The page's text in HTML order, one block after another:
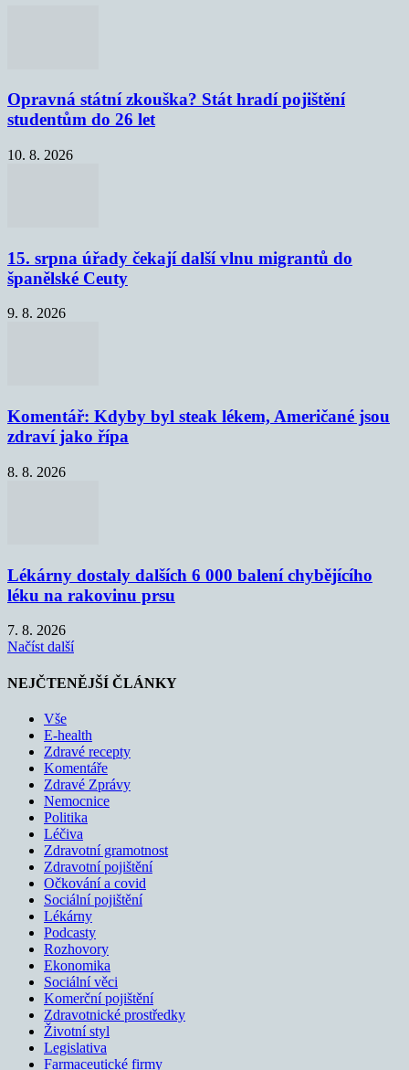
Opravná státní zkouška? Stát hradí pojištění
studentům do 26 let
10. 8. 2026
15. srpna úřady čekají další vlnu migrantů do
španělské Ceuty
9. 8. 2026
Komentář: Kdyby byl steak lékem, Američané jsou
zdraví jako řípa
8. 8. 2026
Lékárny dostaly dalších 6 000 balení chybějícího
léku na rakovinu prsu
7. 8. 2026
Načíst další
NEJČTENĚJŠÍ ČLÁNKY
Vše
E-health
Zdravé recepty
Komentáře
Zdravé Zprávy
Nemocnice
Politika
Léčiva
Zdravotní gramotnost
Zdravotní pojištění
Očkování a covid
Sociální pojištění
Lékárny
Podcasty
Rozhovory
Ekonomika
Sociální věci
Komerční pojištění
Zdravotnické prostředky
Životní styl
Legislativa
Farmaceutické firmy